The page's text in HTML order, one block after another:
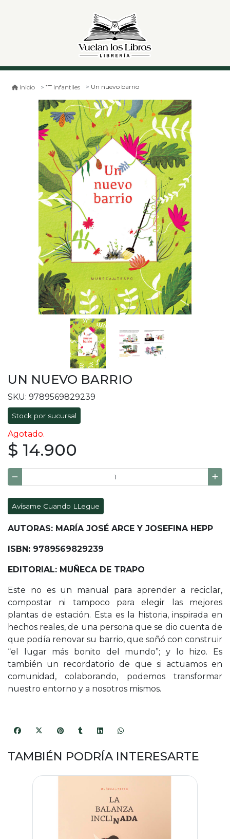
Inicio Infantiles Un nuevo barrio
UN NUEVO BARRIO
SKU: 9789569829239
Stock por sucursal
Agotado.
$ 14.900
Avísame Cuando LLegue
AUTORAS: MARÍA JOSÉ ARCE Y JOSEFINA HEPP
ISBN: 9789569829239
EDITORIAL: MUÑECA DE TRAPO
Este no es un manual para aprender a reciclar,
compostar ni tampoco para elegir las mejores
plantas de estación. Esta es la historia, inspirada en
hechos reales, de una persona que se dio cuenta de
que podía renovar su barrio, que soñó con construir
“el lugar más bonito del mundo”; y lo hizo. Es
también un recordatorio de que si actuamos en
comunidad, colaborando, podemos transformar
nuestro entorno y a nosotros mismos.
TAMBIÉN PODRÍA INTERESARTE